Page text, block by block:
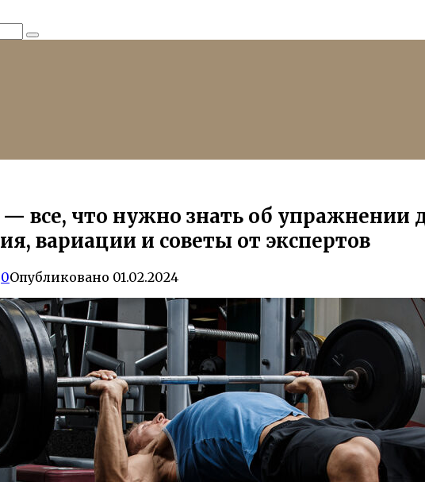
что нужно знать об упражнении
вариации и советы от экспертов
0Опубликовано 01.02.2024